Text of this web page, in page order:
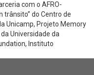
com o AFRO-
trânsito” do Centro de
Unicamp, Projeto Memory
Universidade da
Instituto